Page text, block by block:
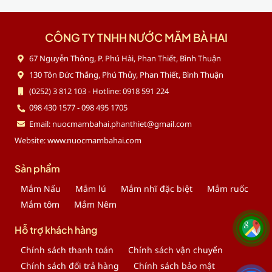
CÔNG TY TNHH NƯỚC MẮM BÀ HAI
67 Nguyễn Thông, P. Phú Hài, Phan Thiết, Bình Thuận
130 Tôn Đức Thắng, Phú Thủy, Phan Thiết, Bình Thuận
(0252) 3 812 103 - Hotline: 0918 591 224
098 430 1577 - 098 495 1705
Email: nuocmambahai.phanthiet@gmail.com
Website: www.nuocmambahai.com
Sản phẩm
Mắm Nấu Mắm lú Mắm nhĩ đặc biệt
Mắm ruốc
Mắm tôm
Mắm Nêm
Hỗ trợ khách hàng
Chính sách thanh toán
Chính sách vận chuyển
Chính sách đổi trả hàng
Chính sách bảo mật